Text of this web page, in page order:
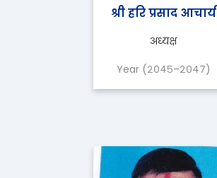
श्री हरि प्रसाद आचार्य
अध्यक्ष
Year (२०४५–२०४७)